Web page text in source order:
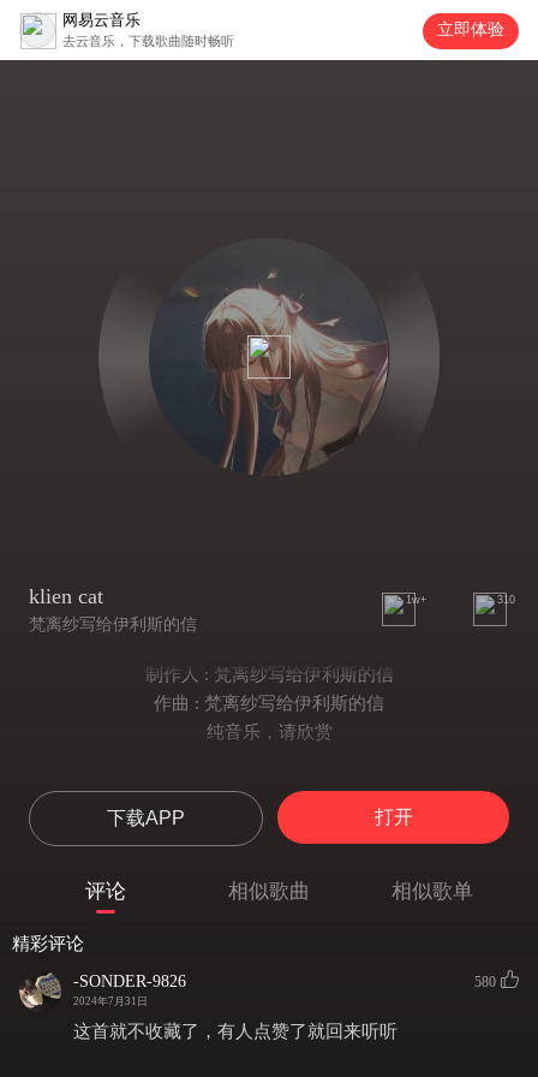
网易云音乐
去云音乐，下载歌曲随时畅听
立即体验
klien cat
梵离纱写给伊利斯的信
1w+ 310
制作人 : 梵离纱写给伊利斯的信
作曲 : 梵离纱写给伊利斯的信
纯音乐，请欣赏
下载APP 打开
评论 相似歌曲 相似歌单
精彩评论
-SONDER-9826
2024年7月31日
580
这首就不收藏了，有人点赞了就回来听听